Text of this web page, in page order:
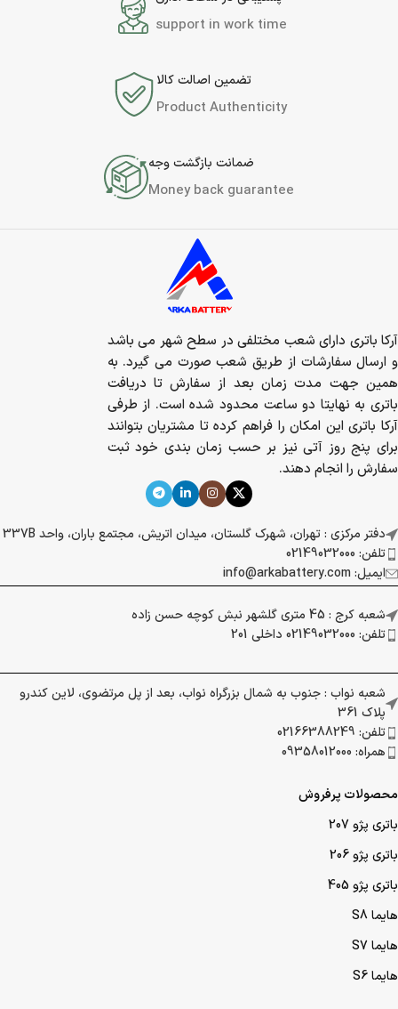
support in work time
تضمین اصالت کالا
Product Authenticity
ضمانت بازگشت وجه
Money back guarantee
آرکا باتری دارای شعب مختلفی در سطح شهر می باشد
و ارسال سفارشات از طریق شعب صورت می گیرد. به
همین جهت مدت زمان بعد از سفارش تا دریافت
باتری به نهایتا دو ساعت محدود شده است. از طرفی
آرکا باتری این امکان را فراهم کرده تا مشتریان بتوانند
برای پنج روز آتی نیز بر حسب زمان بندی خود ثبت
سفارش را انجام دهند.
دفتر مرکزی : تهران، شهرک گلستان، میدان اتریش، مجتمع باران، واحد 337B
تلفن: 02149032000
ایمیل: info@arkabattery.com
شعبه کرج : 45 متری گلشهر نبش کوچه حسن زاده
تلفن: 02149032000 داخلی 201
شعبه نواب : جنوب به شمال بزرگراه نواب، بعد از پل مرتضوی، لاین کندرو
پلاک 361
تلفن: 02166388249
همراه: 09358012000
محصولات پرفروش
باتری پژو 207
باتری پژو 206
باتری پژو 405
هایما S8
هایما S7
هایما S6